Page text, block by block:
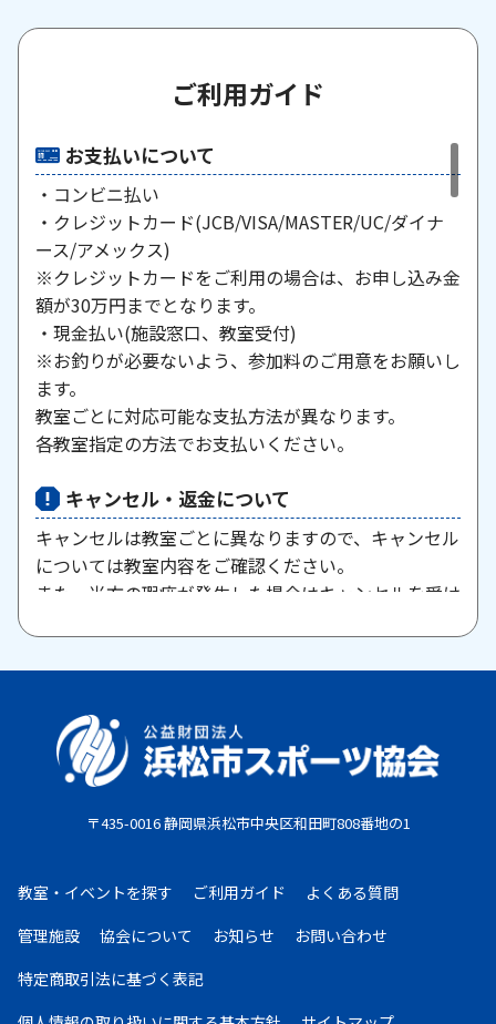
ご利用ガイド
お支払いについて
・コンビニ払い
・クレジットカード(JCB/VISA/MASTER/UC/ダイナ
ース/アメックス)
※クレジットカードをご利用の場合は、お申し込み金
額が30万円までとなります。
・現金払い(施設窓口、教室受付)
※お釣りが必要ないよう、参加料のご用意をお願いし
ます。
教室ごとに対応可能な支払方法が異なります。
各教室指定の方法でお支払いください。
キャンセル・返金について
キャンセルは教室ごとに異なりますので、キャンセル
については教室内容をご確認ください。
また、当方の瑕疵が発生した場合はキャンセルを受け
原則として、一旦納入された参加料・受講料は返金い
としていたしません。教室期間中にケガ・病気等によ
り、医師から運動制限が出された場合は、担当者まで
ご相談ください。
・コンビニ払い：お申し込み後、7日以内にお申し込
み時に選択したコンビニエンスストア店頭にてお支払
いください。
金となります。
〒435-0016 静岡県浜松市中央区和田町808番地の1
教室・イベントを探す ご利用ガイド
よくある質問
管理施設
協会について お知らせ
お問い合わせ
特定商取引法に基づく表記